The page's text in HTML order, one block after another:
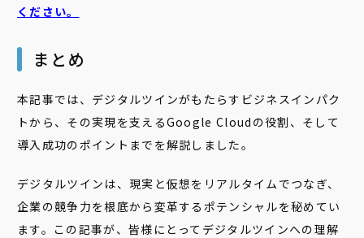
ください。
まとめ
本記事では、デジタルツインがもたらすビジネスインパク
トから、その実現を支えるGoogle Cloudの役割、そして
導入成功のポイントまでを解説しました。
デジタルツインは、現実と仮想をリアルタイムでつなぎ、
企業の競争力を根底から変革するポテンシャルを秘めてい
ます。この記事が、皆様にとってデジタルツインへの理解